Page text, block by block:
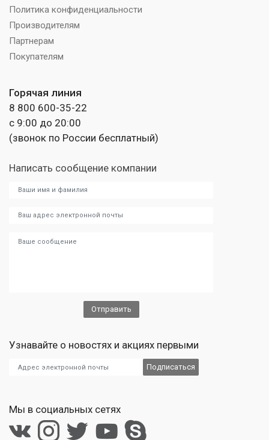
Политика конфиденциальности
Производителям
Партнерам
Покупателям
Горячая линия
8 800 600-35-22
с 9:00 до 20:00
(звонок по России бесплатный)
Написать сообщение компании
Узнавайте о новостях и акциях первыми
Мы в социальных сетях